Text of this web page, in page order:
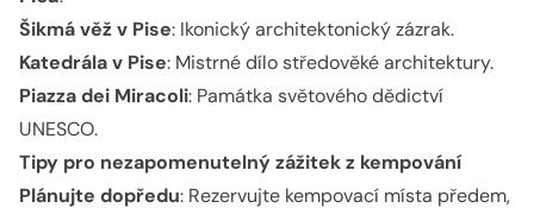
Šikmá věž v Pise: Ikonický architektonický zázrak.
Katedrála v Pise: Mistrné dílo středověké architektury.
Piazza dei Miracoli: Památka světového dědictví
UNESCO.
Tipy pro nezapomenutelný zážitek z kempování
Plánujte dopředu: Rezervujte kempovací místa předem,